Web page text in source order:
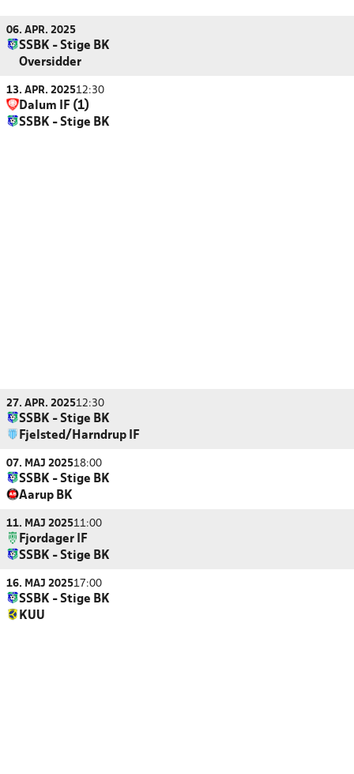
06. APR. 2025
SSBK - Stige BK
Oversidder
13. APR. 202512:30
Dalum IF (1)
SSBK - Stige BK
27. APR. 202512:30
SSBK - Stige BK
Fjelsted/Harndrup IF
07. MAJ 202518:00
SSBK - Stige BK
Aarup BK
11. MAJ 202511:00
Fjordager IF
SSBK - Stige BK
16. MAJ 202517:00
SSBK - Stige BK
KUU